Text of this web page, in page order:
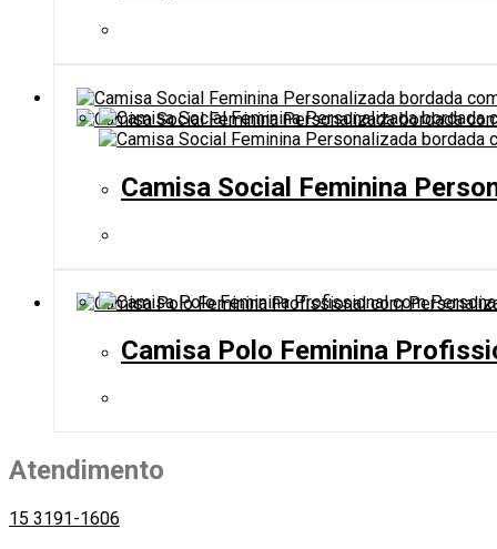
Camisa Social Feminina
Camisa Polo Feminina
Atendimento
15 3191-1606